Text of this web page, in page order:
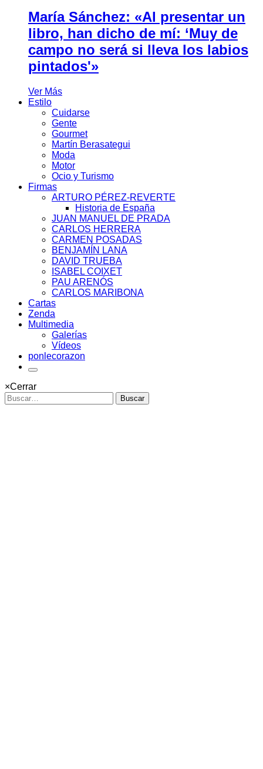
María Sánchez: «Al presentar un
libro, han dicho de mí: ‘Muy de
campo no será si lleva los labios
pintados'»
Ver Más
Estilo
Cuidarse
Gente
Gourmet
Martín Berasategui
Moda
Motor
Ocio y Turismo
Firmas
ARTURO PÉREZ-REVERTE
Historia de España
JUAN MANUEL DE PRADA
CARLOS HERRERA
CARMEN POSADAS
BENJAMÍN LANA
DAVID TRUEBA
ISABEL COIXET
PAU ARENÓS
CARLOS MARIBONA
Cartas
Zenda
Multimedia
Galerías
Vídeos
ponlecorazon
×Cerrar
Buscar